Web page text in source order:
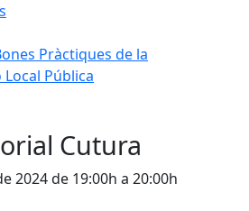
Pràctiques de la
Pública
Cutura
2024 de 19:00h a 20:00h